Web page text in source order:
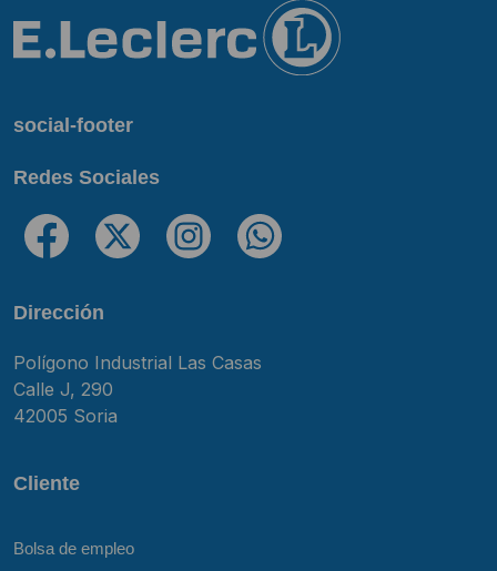
social-footer
Redes Sociales
Dirección
Polígono Industrial Las Casas
Calle J, 290
42005 Soria
Cliente
Bolsa de empleo